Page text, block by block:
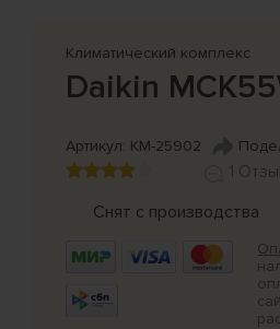
Климатический комплекс
Daikin
Артикул: КМ-25902
1
Снят с производства